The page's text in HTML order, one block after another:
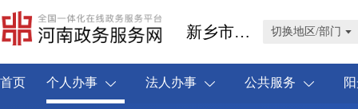
新乡市卫滨区 切换地区/部门
首页 个人办事 法人办事 公共服务